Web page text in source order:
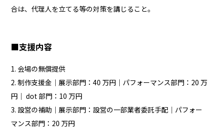
合は、代理人を立てる等の対策を講じること。
■支援内容
1. 会場の無償提供
2. 制作支援金｜展示部門：40 万円｜パフォーマンス部門：20 万
円｜ dot 部門：10 万円
3. 設営の補助｜展示部門：設営の一部業者委託手配｜パフォー
マンス部門：20 万円